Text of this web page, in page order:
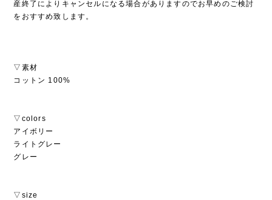
産終了によりキャンセルになる場合がありますのでお早めのご検討
をおすすめ致します。
▽素材
コットン 100%
▽colors
アイボリー
ライトグレー
グレー
▽size